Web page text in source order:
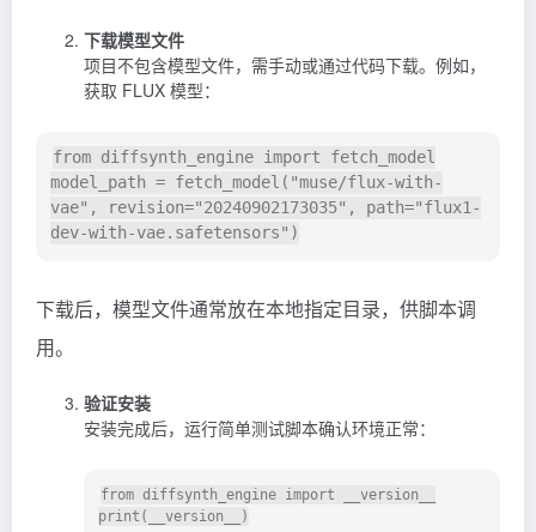
下载模型文件
项目不包含模型文件，需手动或通过代码下载。例如，
获取 FLUX 模型：
from diffsynth_engine import fetch_model
model_path = fetch_model("muse/flux-with-
vae", revision="20240902173035", path="flux1-
下载后，模型文件通常放在本地指定目录，供脚本调
用。
验证安装
安装完成后，运行简单测试脚本确认环境正常：
from diffsynth_engine import __version__